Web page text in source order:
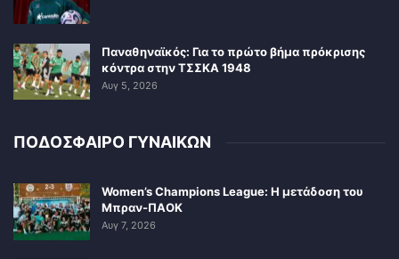
Παναθηναϊκός: Για το πρώτο βήμα πρόκρισης
κόντρα στην ΤΣΣΚΑ 1948
Αυγ 5, 2026
ΠΟΔΟΣΦΑΙΡΟ ΓΥΝΑΙΚΩΝ
Women’s Champions League: Η μετάδοση του
Μπραν-ΠΑΟΚ
Αυγ 7, 2026